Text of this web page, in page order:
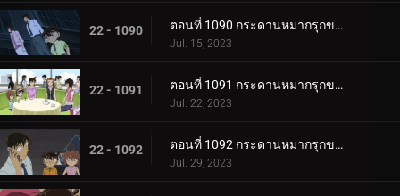
22 - 1090 ตอนที่ 1090 กระดานหมากรุกของไทโค เมจิน (ภาคหมากแรก)
Jul. 15, 2023
22 - 1091 ตอนที่ 1091 กระดานหมากรุกของไทโค เมจิน (ภาคหมากชั้นเลิศ)
Jul. 22, 2023
22 - 1092 ตอนที่ 1092 กระดานหมากรุกของไทโค เมจิน (ภาครุกฆาต)
Jul. 29, 2023